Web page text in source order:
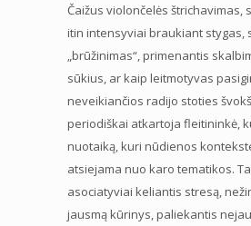
Čaižus violončelės štrichavimas,
itin intensyviai braukiant stygas,
„brūžinimas“, primenantis
sūkius, ar kaip leitmotyvas
neveikiančios radijo stoties
periodiškai atkartoja fleitininkė,
nuotaiką, kuri nūdienos
atsiejama nuo karo tematikos.
asociatyviai keliantis stresą,
jausmą kūrinys, paliekantis